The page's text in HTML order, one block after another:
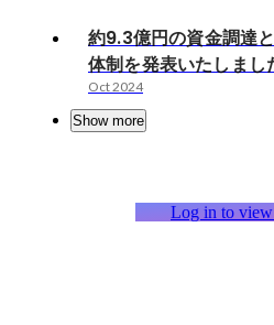
約9.3億円の資金調達
体制を発表いたしまし
Oct 2024
Show more
Log in to